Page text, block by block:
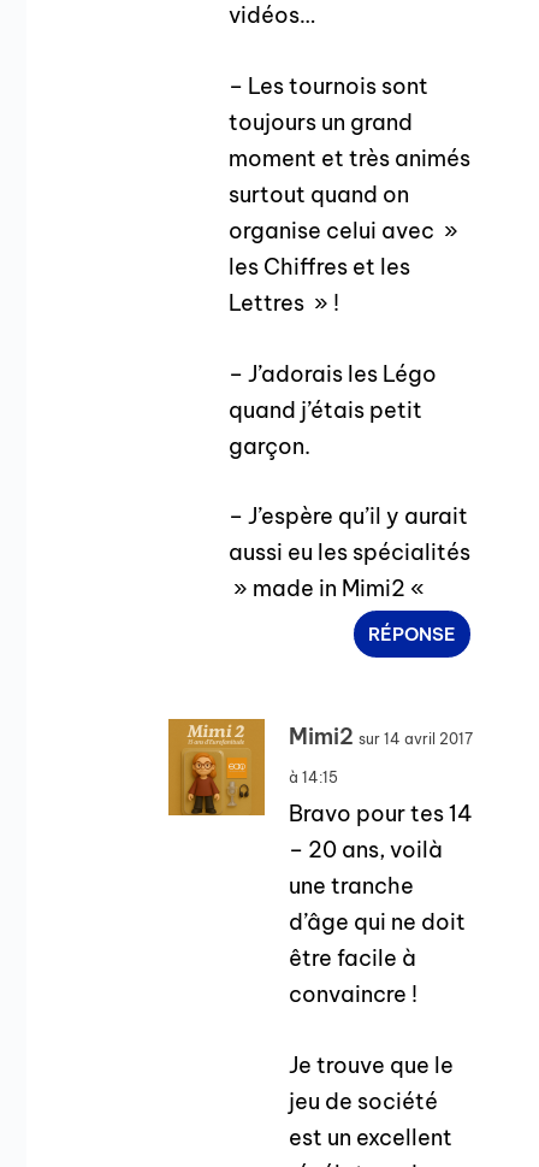
vidéos…
– Les tournois sont
toujours un grand
moment et très animés
surtout quand on
organise celui avec »
les Chiffres et les
Lettres » !
– J’adorais les Légo
quand j’étais petit
garçon.
– J’espère qu’il y aurait
aussi eu les spécialités
» made in Mimi2 «
RÉPONSE
Mimi2 sur 14 avril 2017
à 14:15
Bravo pour tes 14
– 20 ans, voilà
une tranche
d’âge qui ne doit
être facile à
convaincre !
Je trouve que le
jeu de société
est un excellent